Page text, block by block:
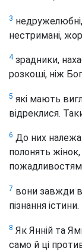
3
нестримані,
4зрадники,
розкоші, ніж
5 які мають
відреклися.
6 До них
полонять
7 вони завжди
пізнання істини.
8 Як Янній та
само й ці